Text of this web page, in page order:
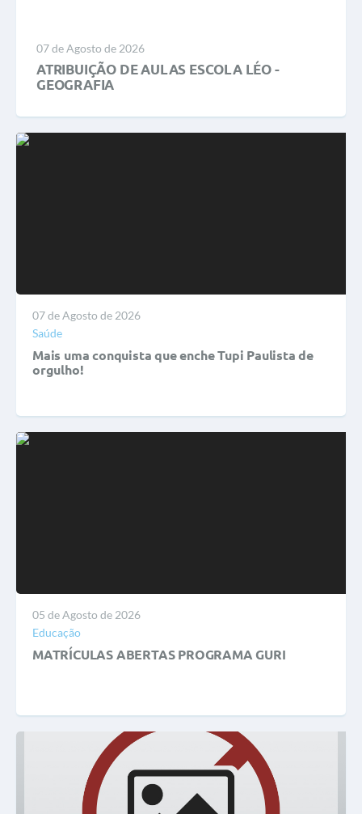
07 de Agosto de 2026
ATRIBUIÇÃO DE AULAS ESCOLA LÉO -
GEOGRAFIA
07 de Agosto de 2026
Saúde
Mais uma conquista que enche Tupi Paulista de
orgulho!
05 de Agosto de 2026
Educação
MATRÍCULAS ABERTAS PROGRAMA GURI